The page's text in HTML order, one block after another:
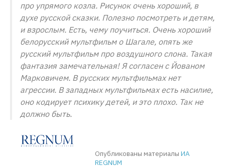
про упрямого козла. Рисунок очень хороший, в
духе русской сказки. Полезно посмотреть и детям,
и взрослым. Есть, чему поучиться. Очень хороший
белорусский мультфильм о Шагале, опять же
русский мультфильм про воздушного слона. Такая
фантазия замечательная! Я согласен с Йованом
Марковичем. В русских мультфильмах нет
агрессии. В западных мультфильмах есть насилие,
оно кодирует психику детей, и это плохо. Так не
должно быть.
Опубликованы материалы ИА
REGNUM